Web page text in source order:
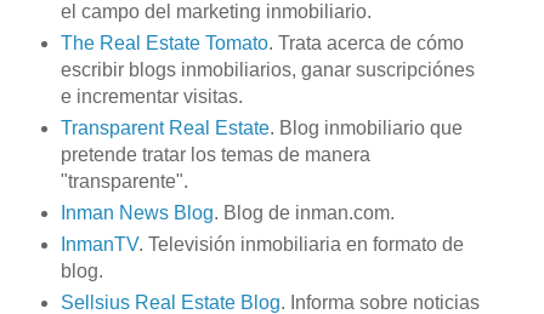
el campo del marketing inmobiliario.
The Real Estate Tomato. Trata acerca de cómo
escribir blogs inmobiliarios, ganar suscripciónes
e incrementar visitas.
Transparent Real Estate. Blog inmobiliario que
pretende tratar los temas de manera
"transparente".
Inman News Blog. Blog de inman.com.
InmanTV. Televisión inmobiliaria en formato de
blog.
Sellsius Real Estate Blog. Informa sobre noticias